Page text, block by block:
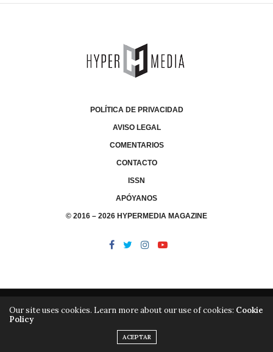
POLÍTICA DE PRIVACIDAD
AVISO LEGAL
COMENTARIOS
CONTACTO
ISSN
APÓYANOS
© 2016 – 2026 HYPERMEDIA MAGAZINE
LIBRERÍA
Our site uses cookies. Learn more about our use of cookies: Cookie
Policy
ACEPTAR